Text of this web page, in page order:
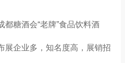
都糖酒会“老牌”食品饮料酒
展企业多，知名度高，展销招